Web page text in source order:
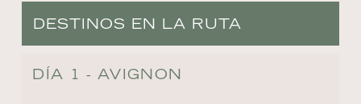
DESTINOS EN LA RUTA
DÍA 1 - AVIGNON